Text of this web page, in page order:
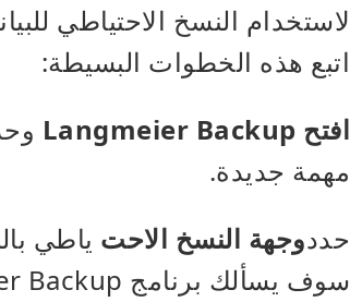
لاستخدام النسخ الاحتياطي
اتبع هذه الخطوات البسيطة:
افتح Langmeier Backup
مهمة جديدة.
حددوجهة النسخ الاحت ياطي